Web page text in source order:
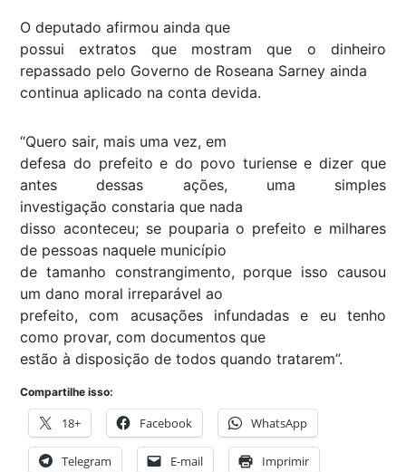
O deputado afirmou ainda que
possui extratos que mostram que o dinheiro
repassado pelo Governo de Roseana Sarney ainda
continua aplicado na conta devida.
“Quero sair, mais uma vez, em
defesa do prefeito e do povo turiense e dizer que
antes dessas ações, uma simples
investigação constaria que nada
disso aconteceu; se pouparia o prefeito e milhares
de pessoas naquele município
de tamanho constrangimento, porque isso causou
um dano moral irreparável ao
prefeito, com acusações infundadas e eu tenho
como provar, com documentos que
estão à disposição de todos quando tratarem”.
Compartilhe isso:
18+ Facebook WhatsApp
Telegram E-mail Imprimir